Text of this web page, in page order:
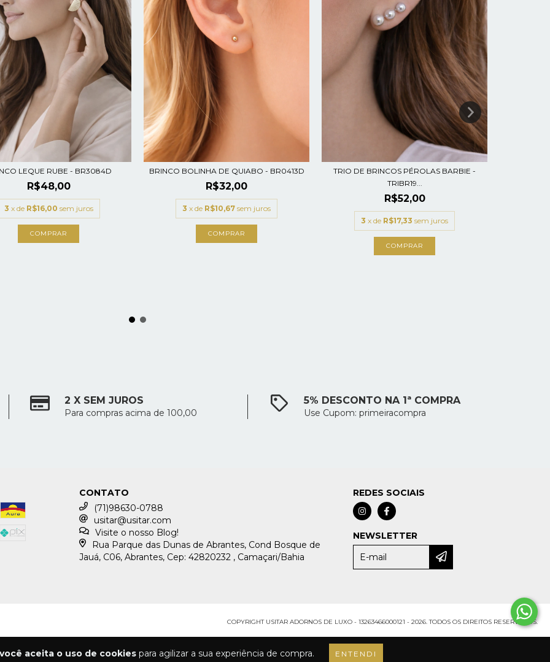
você aceita o uso de cookies para agilizar a sua experiência de compra. ENTENDI
LEQUE RUBE - BR3084D
R$48,00
3 x de R$16,00 sem juros
BRINCO BOLINHA DE QUIABO - BR0413D
R$32,00
3 x de R$10,67 sem juros
TRIO DE BRINCOS PÉROLAS BARBIE -
TRIBR19...
R$52,00
3 x de R$17,33 sem juros
2 X SEM JUROS
Para compras acima de 100,00
5% DESCONTO NA 1ª COMPRA
Use Cupom: primeiracompra
CONTATO
(71)98630-0788
usitar@usitar.com
Visite o nosso Blog!
Rua Parque das Dunas de Abrantes, Cond Bosque de
Jauá, C06, Abrantes, Cep: 42820232 , Camaçari/Bahia
REDES SOCIAIS
NEWSLETTER
COPYRIGHT USITAR ADORNOS DE LUXO - 13263466000121 - 2026. TODOS OS DIREITOS RESERVADOS.